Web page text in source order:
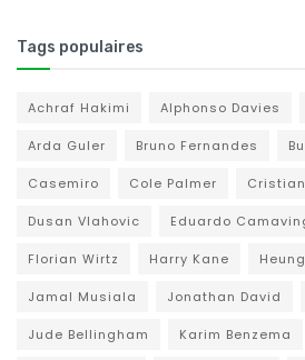
Tags populaires
Achraf Hakimi Alphonso Davies
Arda Guler Bruno Fernandes
Casemiro Cole Palmer
Dusan Vlahovic Eduardo
Florian Wirtz Harry Kane
Jamal Musiala Jonathan David
Jude Bellingham Karim Benzema